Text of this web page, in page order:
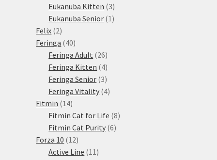
Eukanuba Kitten 33
produkty
Eukanuba Senior 1 1
Felix 22
produkty
Feringa 4040
produktů
Feringa Adult 2626
produktů
Feringa Kitten 44
produkty
Feringa Senior 33
produkty
Feringa Vitality 44
Fitmin 1414
produktů
Fitmin Cat for Life 88
Fitmin Cat Purity 66
Forza 10 1212
produktů
Active Line 11 11